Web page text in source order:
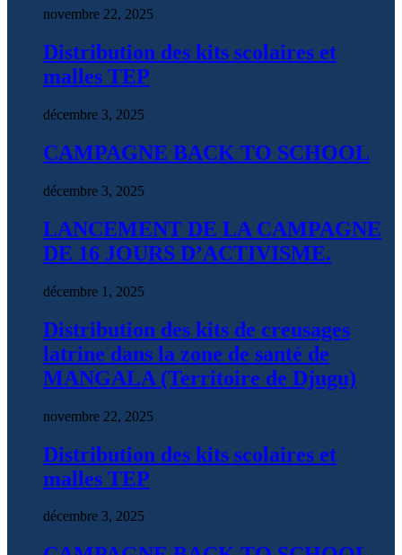
novembre 22, 2025
Distribution des kits scolaires et
malles TEP
décembre 3, 2025
CAMPAGNE BACK TO SCHOOL
décembre 3, 2025
LANCEMENT DE LA CAMPAGNE
DE 16 JOURS D’ACTIVISME.
décembre 1, 2025
Distribution des kits de creusages
latrine dans la zone de santé de
MANGALA (Territoire de Djugu)
novembre 22, 2025
Distribution des kits scolaires et
malles TEP
décembre 3, 2025